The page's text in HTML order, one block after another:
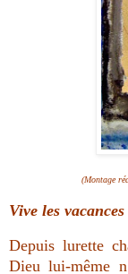
(Montage
Vive les
Depuis lurette
Dieu lui-même